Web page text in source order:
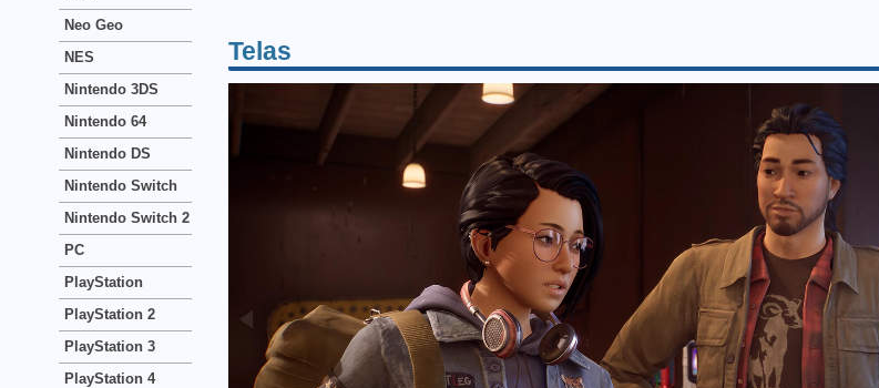
Telas
Neo Geo
NES
Nintendo 3DS
Nintendo 64
Nintendo DS
Nintendo Switch
Nintendo Switch 2
PC
PlayStation
PlayStation 2
PlayStation 3
PlayStation 4